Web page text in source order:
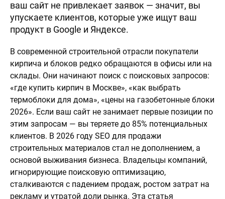
ваш сайт не привлекает заявок — значит, вы
упускаете клиентов, которые уже ищут ваш
продукт в Google и Яндексе.
В современной строительной отрасли покупатели
кирпича и блоков редко обращаются в офисы или на
склады. Они начинают поиск с поисковых запросов:
«где купить кирпич в Москве», «как выбрать
термоблоки для дома», «цены на газобетонные блоки
2026». Если ваш сайт не занимает первые позиции по
этим запросам — вы теряете до 85% потенциальных
клиентов. В 2026 году SEO для продажи
строительных материалов стал не дополнением, а
основой выживания бизнеса. Владельцы компаний,
игнорирующие поисковую оптимизацию,
сталкиваются с падением продаж, ростом затрат на
рекламу и утратой доли рынка. Эта статья